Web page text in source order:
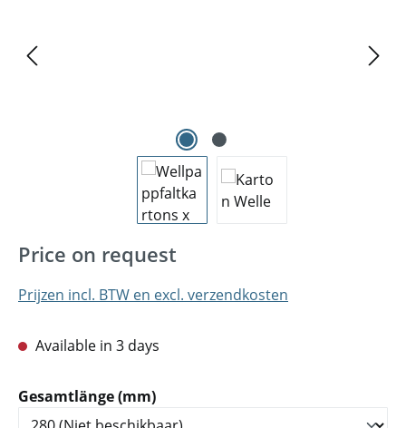
Price on request
Prijzen incl. BTW en excl. verzendkosten
Available in 3 days
Selecteer
Gesamtlänge (mm)